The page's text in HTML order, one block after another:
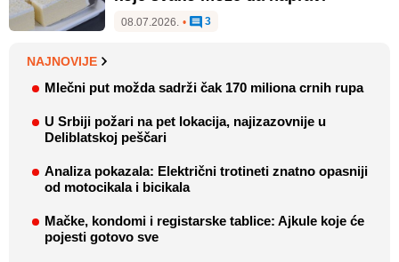
08.07.2026. • 3
NAJNOVIJE
Mlečni put možda sadrži čak 170 miliona crnih rupa
U Srbiji požari na pet lokacija, najizazovnije u
Deliblatskoj peščari
Analiza pokazala: Električni trotineti znatno opasniji
od motocikala i bicikala
Mačke, kondomi i registarske tablice: Ajkule koje će
pojesti gotovo sve